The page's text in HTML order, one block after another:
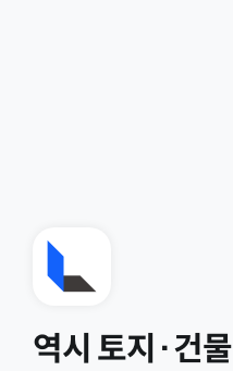
역시 토지·건물